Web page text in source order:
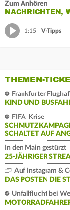
Zum Anhören
NACHRICHTEN,
1:15 V-Tipps
THEMEN-
Frankfurter
KIND UND
FIFA-Krise
SCHALTET AUF
In den Main gestürzt
25-JÄHRIGER
Auf Instagram &
DAS POSTEN DIE
Unfallflucht bei